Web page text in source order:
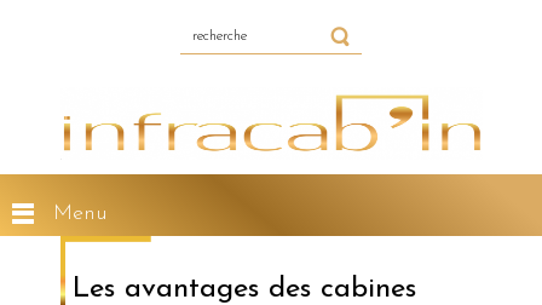
Menu
Les avantages des cabines